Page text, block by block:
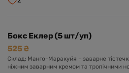
додаванням лохини. Оформлено
тістечко з ніжним заварним кремом і
полуниці. Оформлено солодкою глазур'ю.
Бокс Еклер (5 шт/уп)
525 ₴
Склад: Манго-Маракуйя - заварне
ніжним заварним кремом та тропічними